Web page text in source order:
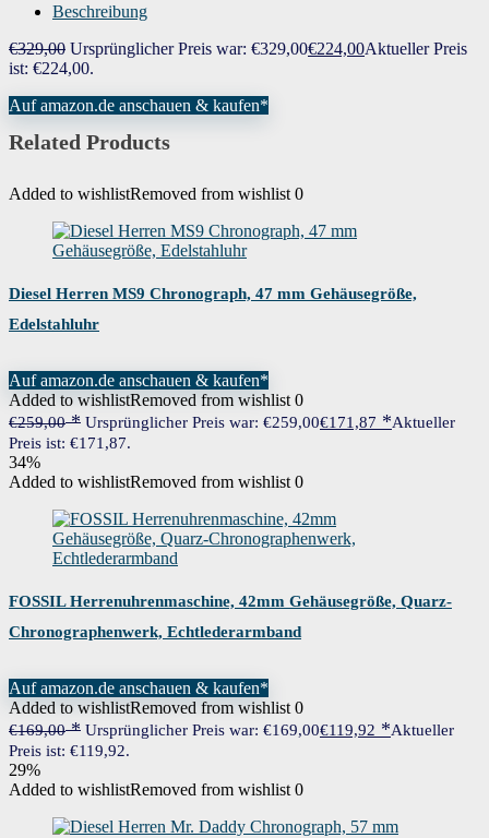
1513853
Verkäufer, um Garantieinformationen für dieses Produkt zu erhalten.
Möglicherweise finden Sie auch Garantieinformationen auf der Webseite des
Beschreibung
€329,00 Ursprünglicher Preis war: €329,00€224,00Aktueller Preis
ist: €224,00.
Auf amazon.de anschauen & kaufen*
Related Products
Added to wishlistRemoved from wishlist 0
Diesel Herren MS9 Chronograph, 47 mm Gehäusegröße,
Edelstahluhr
Auf amazon.de anschauen & kaufen*
Added to wishlistRemoved from wishlist 0
€259,00 Ursprünglicher Preis war: €259,00€171,87
Aktueller
Preis ist: €171,87.
34%
Added to wishlistRemoved from wishlist 0
FOSSIL Herrenuhrenmaschine, 42mm Gehäusegröße, Quarz-
Chronographenwerk, Echtlederarmband
Auf amazon.de anschauen & kaufen*
Added to wishlistRemoved from wishlist 0
€169,00 Ursprünglicher Preis war: €169,00€119,92
Aktueller
Preis ist: €119,92.
29%
Added to wishlistRemoved from wishlist 0